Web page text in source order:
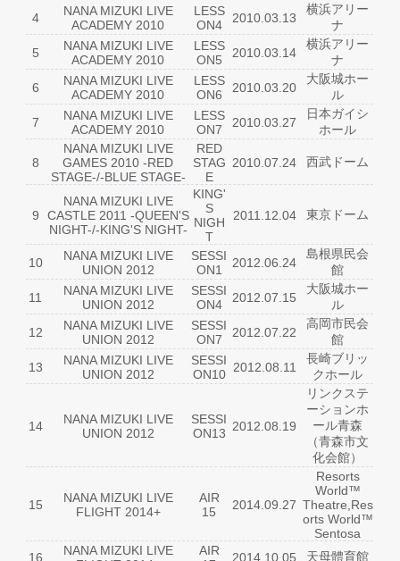
4
NANA MIZUKI LIVE
ACADEMY 2010
LESS
ON4
2010.03.13
横浜アリー
ナ
5
NANA MIZUKI LIVE
ACADEMY 2010
LESS
ON5
2010.03.14
横浜アリー
ナ
6
NANA MIZUKI LIVE
ACADEMY 2010
LESS
ON6
2010.03.20
大阪城ホー
ル
7
NANA MIZUKI LIVE
ACADEMY 2010
LESS
ON7
2010.03.27
日本ガイシ
ホール
8
NANA MIZUKI LIVE
GAMES 2010 -RED
STAGE-/-BLUE STAGE-
RED
STAG
E
2010.07.24 西武ドーム
9
NANA MIZUKI LIVE
CASTLE 2011 -QUEEN'S
NIGHT-/-KING'S NIGHT-
KING'
S
NIGH
T
2011.12.04 東京ドーム
10
NANA MIZUKI LIVE
UNION 2012
SESSI
ON1
2012.06.24
島根県民会
館
11
NANA MIZUKI LIVE
UNION 2012
SESSI
ON4
2012.07.15
大阪城ホー
ル
12
NANA MIZUKI LIVE
UNION 2012
SESSI
ON7
2012.07.22
高岡市民会
館
13
NANA MIZUKI LIVE
UNION 2012
SESSI
ON10 2012.08.11
長崎ブリッ
クホール
14
NANA MIZUKI LIVE
UNION 2012
SESSI
ON13 2012.08.19
リンクステ
ーションホ
ール青森
（青森市文
化会館）
15
NANA MIZUKI LIVE
FLIGHT 2014+
AIR
15
2014.09.27
Resorts
World™
Theatre,Res
orts World™
Sentosa
16
NANA MIZUKI LIVE
AIR
2014.10.05 天母體育館